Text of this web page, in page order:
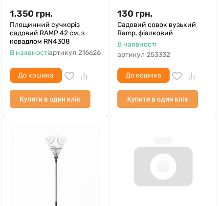
1,350 грн.
Площинний сучкоріз
садовий RAMP 42 см, з
ковадлом RN4308
В наявностіартикул 216626
До кошика
Купити в один клік
130 грн.
Садовий совок вузький
Ramp, фіалковий
В наявності
артикул 253332
До кошика
Купити в один клік